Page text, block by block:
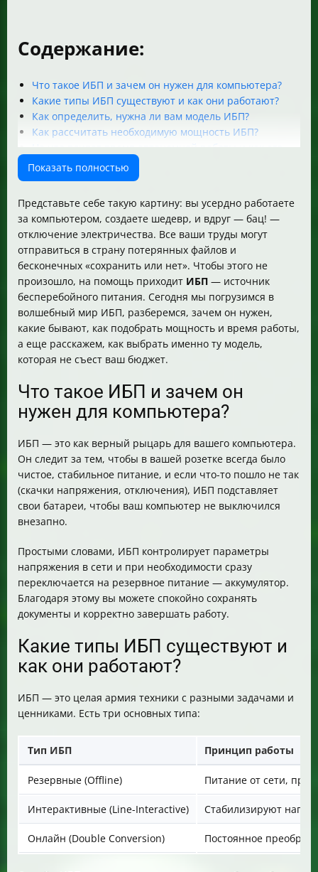
Содержание:
Что такое ИБП и зачем он нужен для компьютера?
Какие типы ИБП существуют и как они работают?
Как определить, нужна ли вам модель ИБП?
Как рассчитать необходимую мощность ИБП?
рассчитать?
Преимущества и недостатки разных типов ИБП
производителей ИБП?
Как выбрать ИБП по дополнительным критериям:
разъемы, интерфейсы, функции?
Какой ИБП лучше выбрать в зависимости от бюджета
и требований?
FAQ: быстрые ответы на частые вопросы
Чек-лист перед покупкой ИБП для компьютера
Показать полностью
Представьте себе такую картину: вы усердно работаете
за компьютером, создаете шедевр, и вдруг — бац! —
отключение электричества. Все ваши труды могут
отправиться в страну потерянных файлов и
бесконечных «сохранить или нет». Чтобы этого не
произошло, на помощь приходит ИБП — источник
бесперебойного питания. Сегодня мы погрузимся в
волшебный мир ИБП, разберемся, зачем он нужен,
какие бывают, как подобрать мощность и время работы,
а еще расскажем, как выбрать именно ту модель,
которая не съест ваш бюджет.
Что такое ИБП и зачем он
нужен для компьютера?
ИБП — это как верный рыцарь для вашего компьютера.
Он следит за тем, чтобы в вашей розетке всегда было
чистое, стабильное питание, и если что-то пошло не так
(скачки напряжения, отключения), ИБП подставляет
свои батареи, чтобы ваш компьютер не выключился
внезапно.
Простыми словами, ИБП контролирует параметры
напряжения в сети и при необходимости сразу
переключается на резервное питание — аккумулятор.
Благодаря этому вы можете спокойно сохранять
документы и корректно завершать работу.
Какие типы ИБП существуют и
как они работают?
ИБП — это целая армия техники с разными задачами и
ценниками. Есть три основных типа:
Тип ИБП Принцип работы
Резервные (Offline) Питание от сети, при
Интерактивные (Line-Interactive) Стабилизируют
Онлайн (Double Conversion) Постоянное